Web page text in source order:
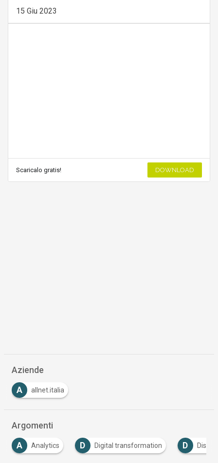
15 Giu 2023
Scaricalo gratis! DOWNLOAD
Aziende
A allnet.italia
Argomenti
A Analytics D Digital transformation D